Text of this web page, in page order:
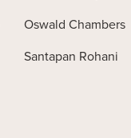
Oswald Chambers
Santapan Rohani